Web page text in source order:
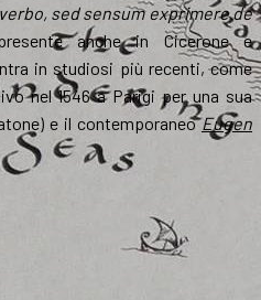
sed sensum exprimere de
anche in Cicerone e
in studiosi più recenti, come
nel 1546 a Parigi per una sua
e il contemporaneoEugen